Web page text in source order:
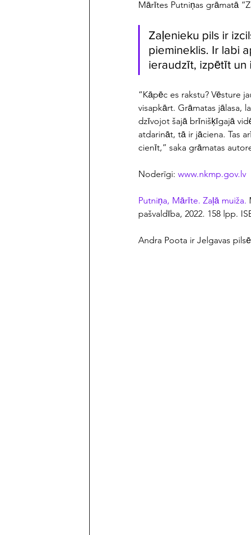
Mārītes Putniņas grāmatā
Zaļenieku pils ir
piemineklis. Ir labi
ieraudzīt, izpētīt un
“Kāpēc es rakstu? Vēsture
visapkārt. Grāmatas jālasa,
dzīvojot šajā brīnišķīgajā
atdarināt, tā ir jāciena. Tas
cienīt,” saka grāmatas
Noderīgi: www.nkmp.gov.lv
Putniņa, Mārīte. Zaļā muiža.
pašvaldība, 2022. 158 lpp.
Andra Poota ir Jelgavas